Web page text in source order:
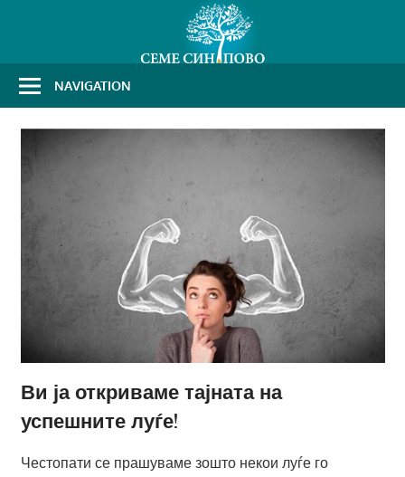
NAVIGATION
Ви ја откриваме тајната на
успешните луѓе!
Честопати се прашуваме зошто некои луѓе го